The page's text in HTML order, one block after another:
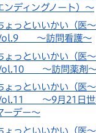
ンディングノート）～
ょっといいかい（医～
～訪問看護～
ょっといいかい（医～
～訪問薬剤
ょっといいかい（医～
～9月21日世
ーデー～
ょっといいかい（医～